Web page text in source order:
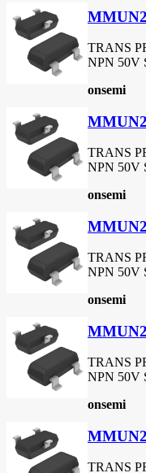
TRANS
NPN 50V
onsemi
TRANS
NPN 50V
onsemi
TRANS
NPN 50V
onsemi
TRANS
NPN 50V
onsemi
TRANS